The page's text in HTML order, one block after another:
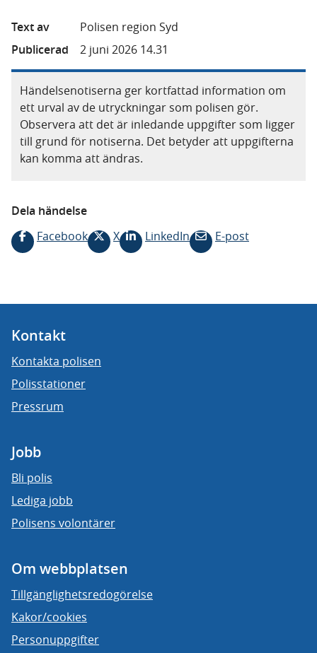
Text av
Polisen region Syd
Publicerad
2 juni 2026 14.31
Händelsenotiserna ger kortfattad information om
ett urval av de utryckningar som polisen gör.
Observera att det är inledande uppgifter som ligger
till grund för notiserna. Det betyder att uppgifterna
kan komma att ändras.
Dela händelse
Facebook
X LinkedIn E-post
Kontakt
Kontakta polisen
Polisstationer
Pressrum
Jobb
Bli polis
Lediga jobb
Polisens volontärer
Om webbplatsen
Tillgänglighetsredogörelse
Kakor/cookies
Personuppgifter